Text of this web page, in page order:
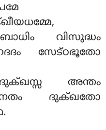
വിസുദ്ധം
സേട്ഠഭൂതോ
അന്തം
ദുക്ഖതോ